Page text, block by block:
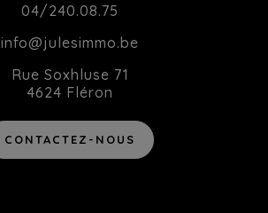
04/240.08.75
info@julesimmo.be
Rue Soxhluse 71
4624 Fléron
CONTACTEZ-NOUS